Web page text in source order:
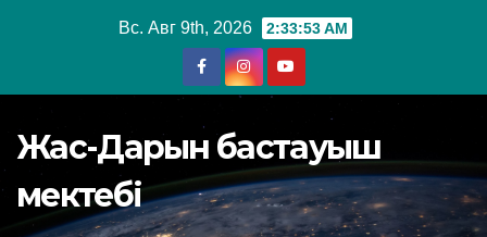
Вс. Авг 9th, 2026 2:33:54 AM
Жас-Дарын бастауыш
мектебі